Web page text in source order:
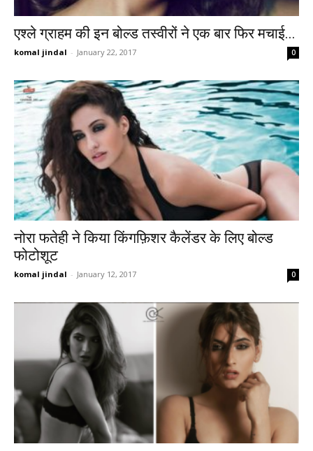
एश्ले ग्राहम की इन बोल्ड तस्वीरों ने एक बार फिर मचाई...
komal jindal - January 22, 2017 0
नोरा फतेही ने किया किंगफ़िशर कैलेंडर के लिए बोल्ड
फोटोशूट
komal jindal - January 12, 2017 0